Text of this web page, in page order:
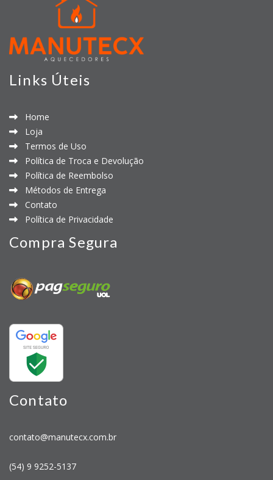
Links Úteis
Home
Loja
Termos de Uso
Política de Troca e Devolução
Política de Reembolso
Métodos de Entrega
Contato
Política de Privacidade
Compra Segura
Contato
contato@manutecx.com.br
(54) 9 9252-5137